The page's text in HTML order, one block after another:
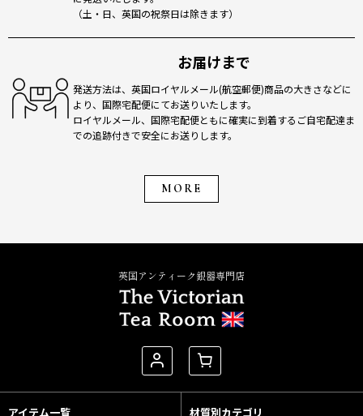
（土・日、英国の祝祭日は除きます）
お届けまで
発送方法は、英国ロイヤルメール(航空郵便)商品の大きさなどに
より、国際宅配便にてお送りいたします。
ロイヤルメール、国際宅配便ともに確実に到着するご自宅配達ま
での追跡付きで安全にお送りします。
MORE
英国アンティーク銀器専門店
アイテム一覧 材質別カテゴリ